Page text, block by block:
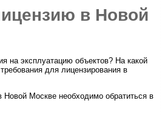
в Новой
на эксплуатацию объектов? На какой
для лицензирования в
Новой Москве необходимо обратиться в